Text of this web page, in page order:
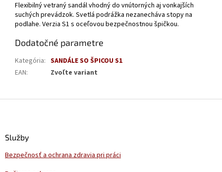
Flexibilný vetraný sandál vhodný do vnútorných aj vonkajších
suchých prevádzok. Svetlá podrážka nezanecháva stopy na
podlahe. Verzia S1 s oceľovou bezpečnostnou špičkou.
Dodatočné parametre
Kategória: SANDÁLE SO ŠPICOU S1
EAN: Zvoľte variant
Služby
Bezpečnosť a ochrana zdravia pri práci